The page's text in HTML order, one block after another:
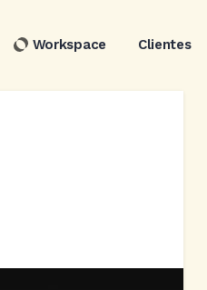
Workspace Clientes